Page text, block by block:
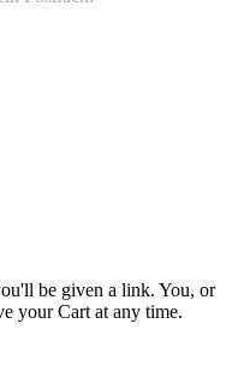
be given a link. You, or
your Cart at any time.